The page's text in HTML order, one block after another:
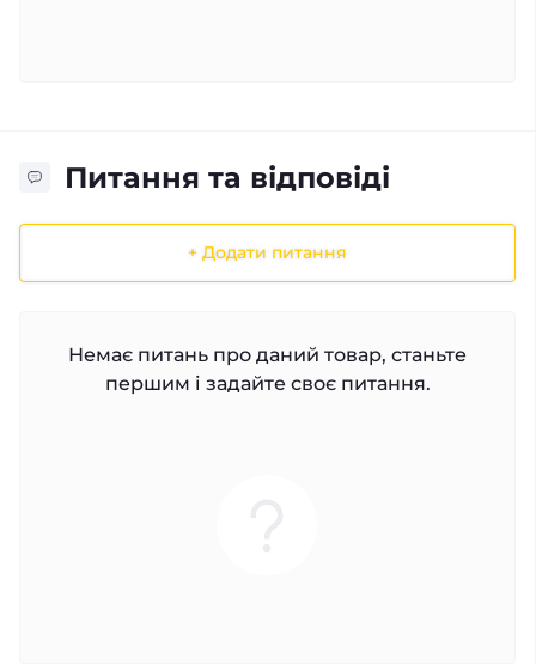
Питання та відповіді
+ Додати питання
Немає питань про даний товар, станьте
першим і задайте своє питання.